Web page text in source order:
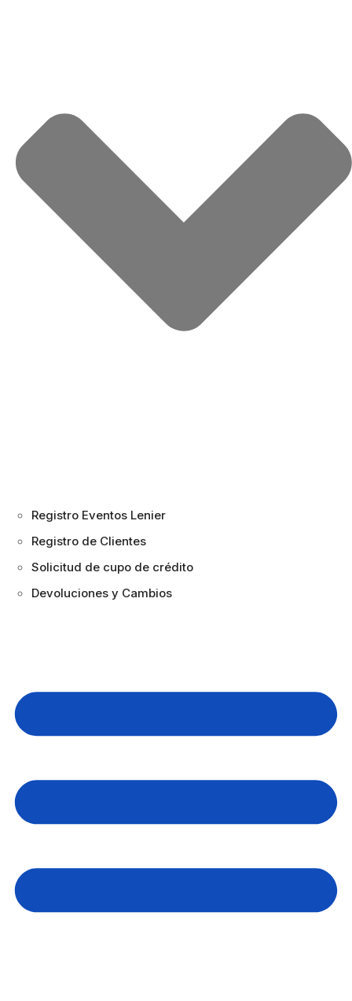
Registro Eventos Lenier
Registro de Clientes
Solicitud de cupo de crédito
Devoluciones y Cambios